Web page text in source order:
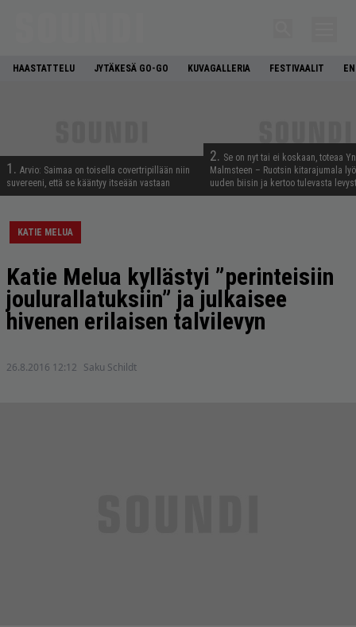
HAASTATTELU JYTÄKESÄ GO-GO KUVAGALLERIA FESTIVAALIT
1. Arvio: Saimaa on toisella covertripillään niin
suvereeni, että se kääntyy itseään vastaan
2. Se on nyt tai ei koskaan, toteaa
Malmsteen – Ruotsin kitarajumala
uuden biisin ja kertoo tulevasta
KATIE MELUA
Katie Melua kyllästyi ”perinteisiin
joulurallatuksiin” ja julkaisee
hivenen erilaisen talvilevyn
26.8.2016 12:12 Saku Schildt